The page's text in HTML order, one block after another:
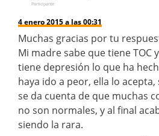
Participante
4 enero 2015 a las 00:31
Muchas gracias por tu
Mi madre sabe que tiene TOC
tiene depresión lo que ha
haya ido a peor, ella lo
se da cuenta de que muchas
no son normales, y al final
siendo la rara.